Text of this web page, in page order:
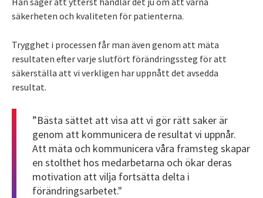
säkerheten och kvaliteten för patienterna.
Trygghet i processen får man även genom att mäta
resultaten efter varje slutfört förändringssteg för att
säkerställa att vi verkligen har uppnått det avsedda
resultat.
”Bästa sättet att visa att vi gör rätt saker är
genom att kommunicera de resultat vi uppnår.
Att mäta och kommunicera våra framsteg skapar
en stolthet hos medarbetarna och ökar deras
motivation att vilja fortsätta delta i
förändringsarbetet."